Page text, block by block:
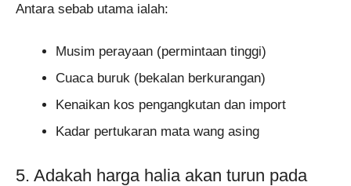
Antara sebab utama ialah:
Musim perayaan (permintaan tinggi)
Cuaca buruk (bekalan berkurangan)
Kenaikan kos pengangkutan dan import
Kadar pertukaran mata wang asing
5. Adakah harga halia akan turun pada